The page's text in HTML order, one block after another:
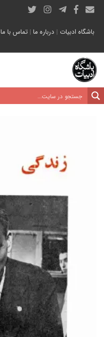
باشگاه ادبیات | درباره ما | تماس با ما